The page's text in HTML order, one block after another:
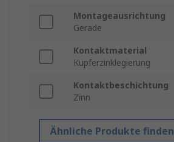
Montageausrichtung
Gerade
Kontaktmaterial
Kupferzinklegierung
Kontaktbeschichtung
Zinn
Ähnliche Produkte finden